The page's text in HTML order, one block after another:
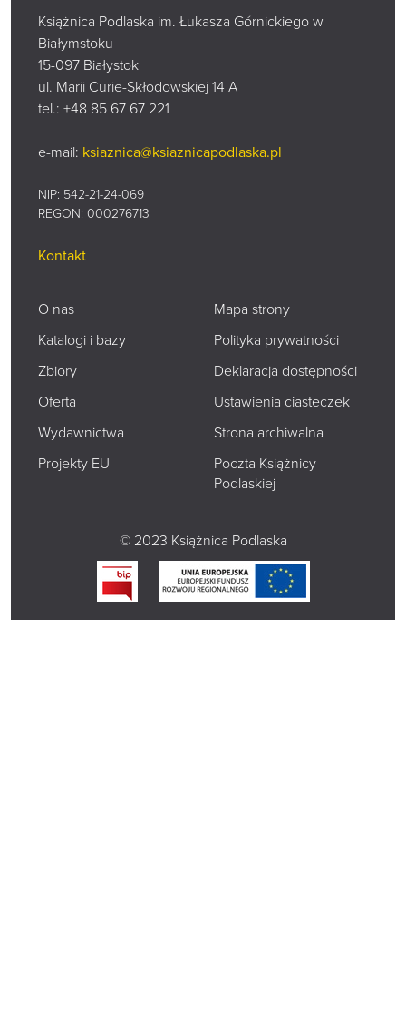
Książnica Podlaska im. Łukasza Górnickiego w
Białymstoku
15-097 Białystok
ul. Marii Curie-Skłodowskiej 14 A
tel.: +48 85 67 67 221
e-mail: ksiaznica@ksiaznicapodlaska.pl
NIP: 542-21-24-069
REGON: 000276713
Kontakt
O nas
Katalogi i bazy
Zbiory
Oferta
Wydawnictwa
Projekty EU
Mapa strony
Polityka prywatności
Deklaracja dostępności
Ustawienia ciasteczek
Strona archiwalna
Poczta Książnicy
Podlaskiej
© 2023 Książnica Podlaska